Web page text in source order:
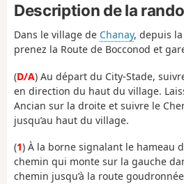
Description de la
Dans le village de Chanay, depuis
prenez la Route de Bocconod et
(D/A) Au départ du City-Stade,
en direction du haut du village.
Ancian sur la droite et suivre le
jusqu’au haut du village.
(1) À la borne signalant le hameau
chemin qui monte sur la gauche
chemin jusqu’à la route